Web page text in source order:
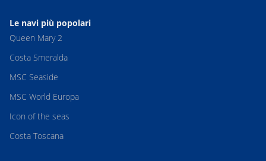
Le navi più popolari
Queen Mary 2
Costa Smeralda
MSC Seaside
MSC World Europa
Icon of the seas
Costa Toscana